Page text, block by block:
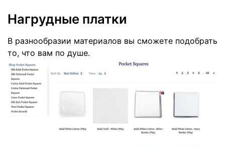
Нагрудные платки
В разнообразии материалов вы сможете подобрать
то, что вам по душе.